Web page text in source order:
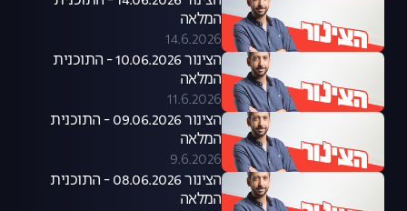
המלאה
14.6.2026
הצינור 10.06.2026 - התוכנית
המלאה
11.6.2026
הצינור 09.06.2026 - התוכנית
המלאה
9.6.2026
הצינור 08.06.2026 - התוכנית
המלאה